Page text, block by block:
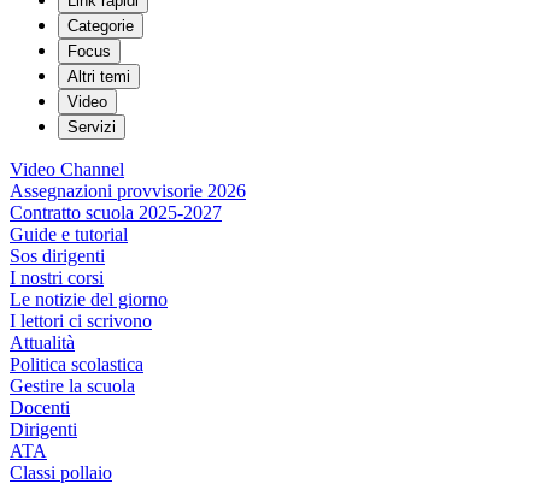
Categorie
Focus
Altri temi
Video
Servizi
Video Channel
Assegnazioni provvisorie 2026
Contratto scuola 2025-2027
Guide e tutorial
Sos dirigenti
I nostri corsi
Le notizie del giorno
I lettori ci scrivono
Attualità
Politica scolastica
Gestire la scuola
Docenti
Dirigenti
ATA
Classi pollaio